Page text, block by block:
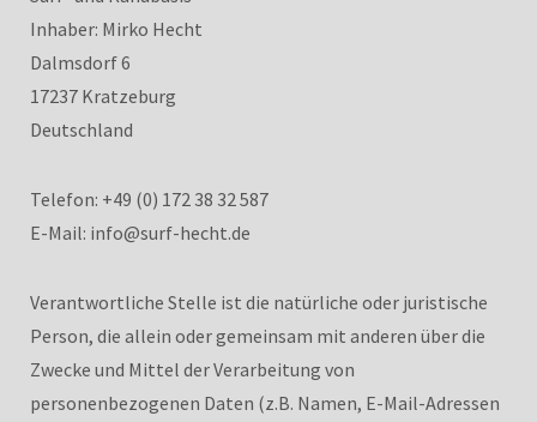
Inhaber: Mirko Hecht
Dalmsdorf 6
17237 Kratzeburg
Deutschland
Telefon: +49 (0) 172 38 32 587
E-Mail: info@surf-hecht.de
Verantwortliche Stelle ist die natürliche oder juristische
Person, die allein oder gemeinsam mit anderen über die
Zwecke und Mittel der Verarbeitung von
personenbezogenen Daten (z.B. Namen, E-Mail-Adressen